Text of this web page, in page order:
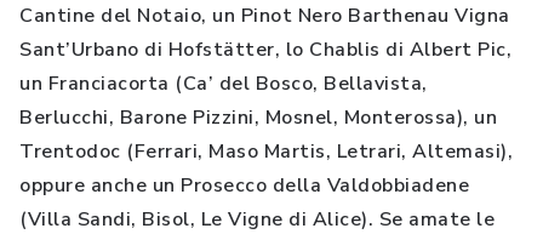
Cantine del Notaio, un Pinot Nero Barthenau Vigna
Sant’Urbano di Hofstätter, lo Chablis di Albert Pic,
un Franciacorta (Ca’ del Bosco, Bellavista,
Berlucchi, Barone Pizzini, Mosnel, Monterossa), un
Trentodoc (Ferrari, Maso Martis, Letrari, Altemasi),
oppure anche un Prosecco della Valdobbiadene
(Villa Sandi, Bisol, Le Vigne di Alice). Se amate le